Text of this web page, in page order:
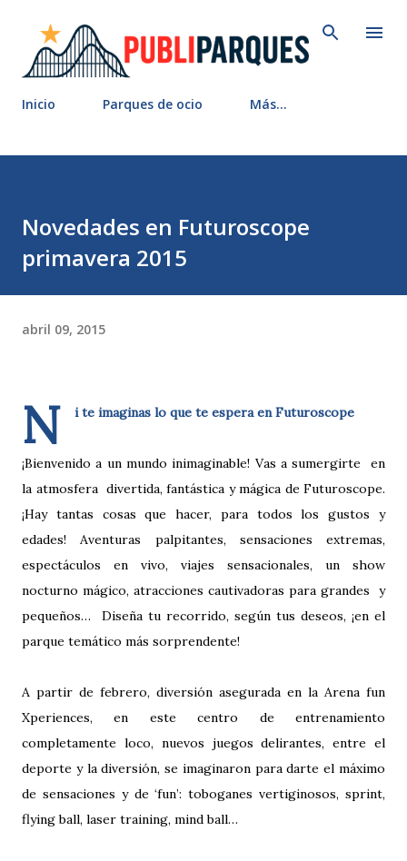
Inicio Parques de ocio Más…
Novedades en Futuroscope
primavera 2015
abril 09, 2015
N i te imaginas lo que te espera en Futuroscope
¡Bienvenido a un mundo inimaginable! Vas a sumergirte en
la atmosfera divertida, fantástica y mágica de Futuroscope.
¡Hay tantas cosas que hacer, para todos los gustos y
edades! Aventuras palpitantes, sensaciones extremas,
espectáculos en vivo, viajes sensacionales, un show
nocturno mágico, atracciones cautivadoras para grandes y
pequeños… Diseña tu recorrido, según tus deseos, ¡en el
parque temático más sorprendente!
A partir de febrero, diversión asegurada en la Arena fun
Xperiences, en este centro de entrenamiento
completamente loco, nuevos juegos delirantes, entre el
deporte y la diversión, se imaginaron para darte el máximo
de sensaciones y de ‘fun’: toboganes vertiginosos, sprint,
flying ball, laser training, mind ball…